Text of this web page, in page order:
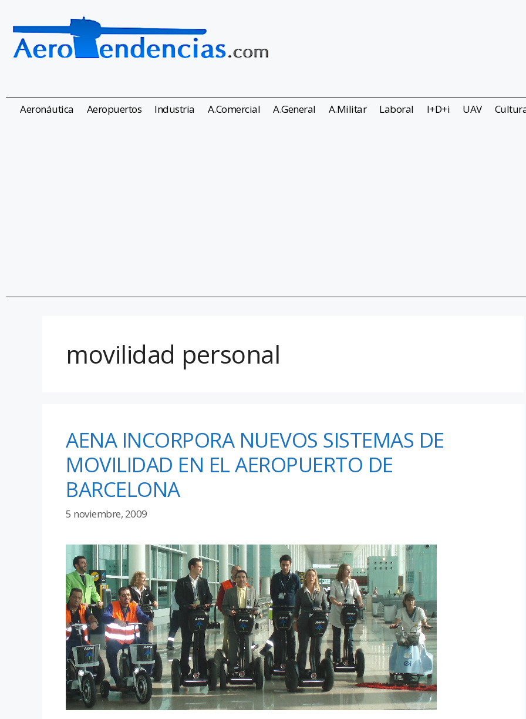
Aeronáutica Aeropuertos Industria A.Comercial A.General A.Militar Laboral I+D+i UAV
movilidad personal
AENA INCORPORA NUEVOS SISTEMAS DE
MOVILIDAD EN EL AEROPUERTO DE
BARCELONA
5 noviembre, 2009